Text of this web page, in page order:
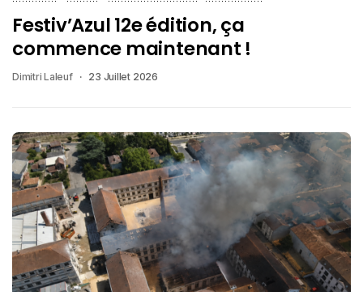
Festiv’Azul 12e édition, ça
commence maintenant !
Dimitri Laleuf 23 Juillet 2026